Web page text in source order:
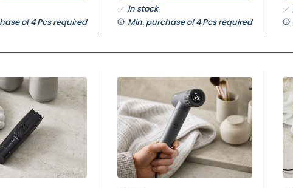
of 4 Pcs required
In stock
Min. purchase of 4 Pcs required